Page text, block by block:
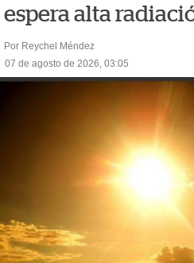
espera alta
Por Reychel Méndez
07 de agosto de 2026, 03:05